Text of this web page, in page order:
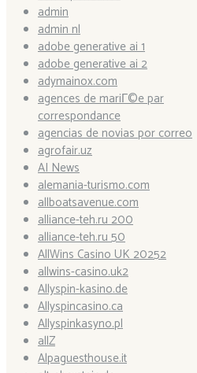
admin
admin nl
adobe generative ai 1
adobe generative ai 2
adymainox.com
agences de mariГ©e par
correspondance
agencias de novias por correo
agrofair.uz
AI News
alemania-turismo.com
allboatsavenue.com
alliance-teh.ru 200
alliance-teh.ru 50
AllWins Casino UK 20252
allwins-casino.uk2
Allyspin-kasino.de
Allyspincasino.ca
Allyspinkasyno.pl
allZ
Alpaguesthouse.it